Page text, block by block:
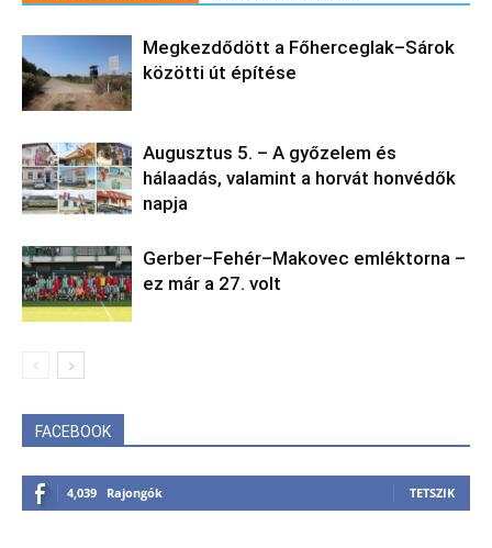
Megkezdődött a Főherceglak–Sárok
közötti út építése
Augusztus 5. – A győzelem és
hálaadás, valamint a horvát honvédők
napja
Gerber–Fehér–Makovec emléktorna –
ez már a 27. volt
FACEBOOK
4,039 Rajongók TETSZIK